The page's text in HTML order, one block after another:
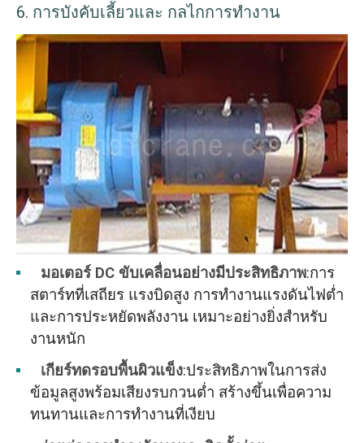
6. การบังคับเลี้ยวและ กลไกการทำงาน
มอเตอร์ DC ขับเคลื่อนอย่างมีประสิทธิภาพ:การ
สตาร์ทที่เสถียร แรงบิดสูง การทำงานแรงดันไฟต่ำ
และการประหยัดพลังงาน เหมาะอย่างยิ่งสำหรับ
งานหนัก
เกียร์ทดรอบพื้นผิวแข็ง:ประสิทธิภาพในการส่ง
ข้อมูลสูงพร้อมเสียงรบกวนต่ำ สร้างขึ้นเพื่อความ
ทนทานและการทำงานที่เงียบ